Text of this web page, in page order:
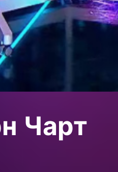
Чарт